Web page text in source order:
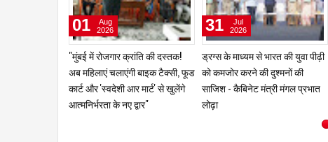
"गरीबों के सपनों को उड़ान देने वाले
खान सर विवादों के घेरे में! लाखों छात्रों
का सवाल—क्या एक शिक्षक की
लोकप्रियता ही उसका अपराध बन
09
Jun
2026
महंगाई का नया धमाका: LPG सिलेंडर
महंगा, अब रसोई से होटल तक बढ़ेगा
खर्च
08
Jun
2026